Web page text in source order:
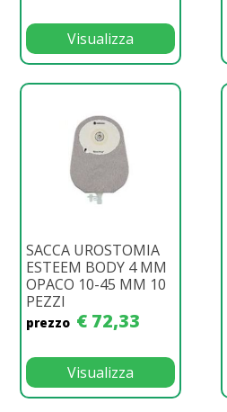
Visualizza
SACCA UROSTOMIA
ESTEEM BODY 4 MM
OPACO 10-45 MM 10
PEZZI
prezzo € 72,33
Visualizza